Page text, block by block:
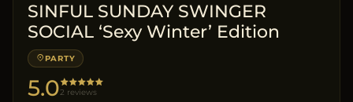
SINFUL SUNDAY SWINGER
SOCIAL ‘Sexy Winter’ Edition
PARTY
5.02 reviews